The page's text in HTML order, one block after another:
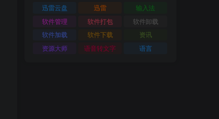
迅雷云盘
迅雷
输入法
软件管理
软件打包
软件卸载
软件加载
软件下载
资讯
资源大师
语音转文字 语言